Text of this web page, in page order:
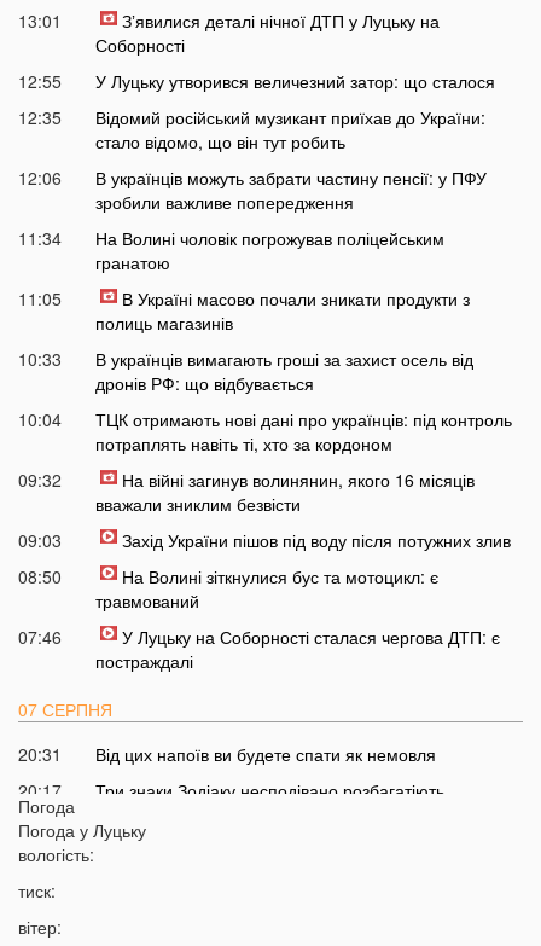
13:01
Зʼявилися деталі нічної ДТП у Луцьку на
Соборності
12:55
У Луцьку утворився величезний затор: що сталося
12:35
Відомий російський музикант приїхав до України:
стало відомо, що він тут робить
12:06
В українців можуть забрати частину пенсії: у ПФУ
зробили важливе попередження
11:34
На Волині чоловік погрожував поліцейським
гранатою
11:05
В Україні масово почали зникати продукти з
полиць магазинів
10:33
В українців вимагають гроші за захист осель від
дронів РФ: що відбувається
10:04
ТЦК отримають нові дані про українців: під контроль
потраплять навіть ті, хто за кордоном
09:32
На війні загинув волинянин, якого 16 місяців
вважали зниклим безвісти
09:03
Захід України пішов під воду після потужних злив
08:50
На Волині зіткнулися бус та мотоцикл: є
травмований
07:46
У Луцьку на Соборності сталася чергова ДТП: є
постраждалі
07 СЕРПНЯ
20:31
Від цих напоїв ви будете спати як немовля
20:17
Три знаки Зодіаку несподівано розбагатіють
19:49
Погода
Погода у Луцьку
вологість:
тиск:
вітер: